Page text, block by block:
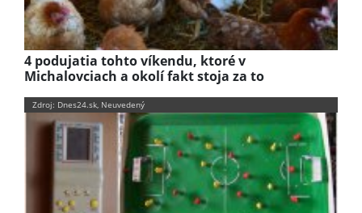
4 podujatia tohto víkendu, ktoré v
Michalovciach a okolí fakt stoja za to
Zdroj: Dnes24.sk, Neuvedený